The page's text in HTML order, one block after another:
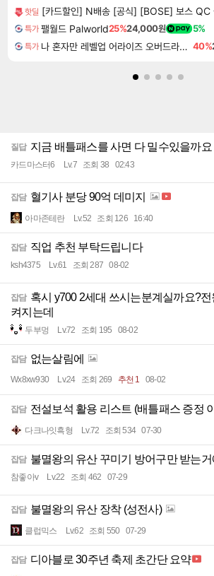
핫딜 [카드할인] N배송 [공식] [BOSE] 보스 QC 울트
특가 팰월드 Palworld25%24,000원 5%
특가 나 혼자만 레벨업 어라이즈 오버드라이브 Solo Leveling Arise 40%
질답 지금 배틀패스를 사면 다 밀수있을까요
카드마스터6 Lv.7 조회 38 02:43
잡담 혈기사 분당 90억 데미지
아마존테란 Lv.52 조회 126 16:40
잡담 직업 추천 부탁드립니다
ksh4375 Lv.61 조회 287 08-02
잡담 혹시 y700 2세대 쓰시는분계실까요?
켜지는데
두부멍 Lv.72 조회 195 08-02
잡담 없는살림에
Wx8xw930 Lv.24 조회 269 추천 1 08-02
잡담 전설보석 활용 리스트 (배틀패스 증정
다크나잇흑형 Lv.72 조회 534 07-30
잡담 불멸왕의 유산 꾸미기 방어구만 받는
참좋아v Lv.22 조회 462 07-29
잡담 불멸왕의 유산 장착 (성전사)
클럽믹스 Lv.62 조회 550 07-29
잡담 디아블로 30주년 축제 초간단 요약